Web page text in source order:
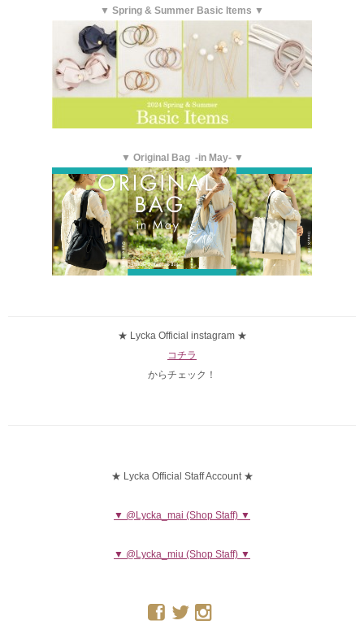
▼ Spring & Summer Basic Items ▼
▼ Original Bag -in May- ▼
★ Lycka Official instagram ★
コチラ
からチェック！
★ Lycka Official Staff Account ★
▼ @Lycka_mai (Shop Staff) ▼
▼ @Lycka_miu (Shop Staff) ▼